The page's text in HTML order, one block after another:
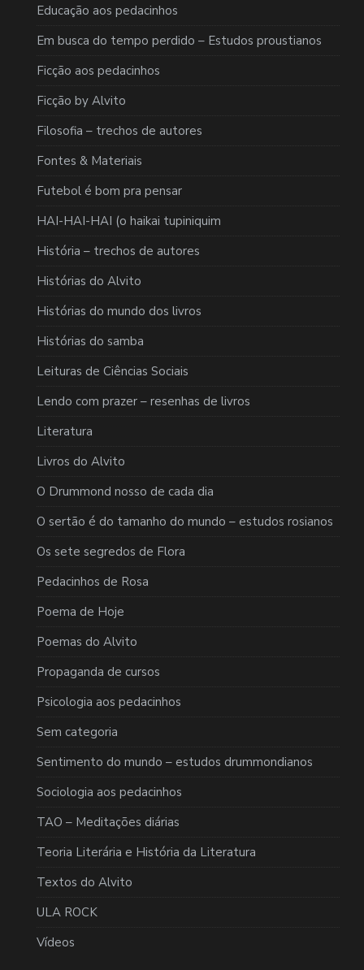
Educação aos pedacinhos
Em busca do tempo perdido – Estudos proustianos
Ficção aos pedacinhos
Ficção by Alvito
Filosofia – trechos de autores
Fontes & Materiais
Futebol é bom pra pensar
HAI-HAI-HAI (o haikai tupiniquim
História – trechos de autores
Histórias do Alvito
Histórias do mundo dos livros
Histórias do samba
Leituras de Ciências Sociais
Lendo com prazer – resenhas de livros
Literatura
Livros do Alvito
O Drummond nosso de cada dia
O sertão é do tamanho do mundo – estudos rosianos
Os sete segredos de Flora
Pedacinhos de Rosa
Poema de Hoje
Poemas do Alvito
Propaganda de cursos
Psicologia aos pedacinhos
Sem categoria
Sentimento do mundo – estudos drummondianos
Sociologia aos pedacinhos
TAO – Meditações diárias
Teoria Literária e História da Literatura
Textos do Alvito
ULA ROCK
Vídeos